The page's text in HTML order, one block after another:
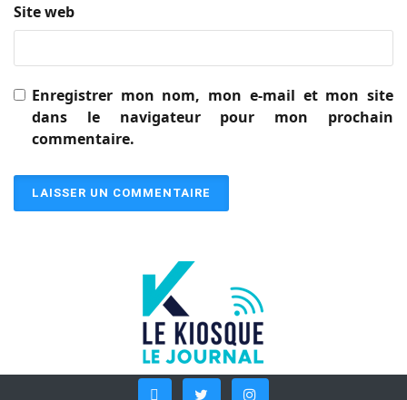
Site web
Enregistrer mon nom, mon e-mail et mon site
dans le navigateur pour mon prochain
commentaire.